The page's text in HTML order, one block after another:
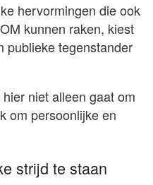
hervormingen die ook
kunnen raken, kiest
publieke tegenstander
niet alleen gaat om
om persoonlijke en
strijd te staan